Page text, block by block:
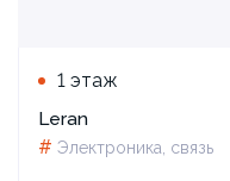
1 этаж
Leran
# Электроника, связь